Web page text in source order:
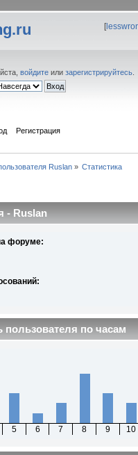
[
войдите или зарегистрируйтесь
Регистрация
Ruslan» Статистика
- Ruslan
форуме:
пользователя по часам
5 6 7 8 9 10